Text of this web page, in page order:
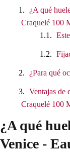
¿A qué
Craquelé 100
¿Para qué
Ventajas de
Craquelé 100
¿A qué
Venice -